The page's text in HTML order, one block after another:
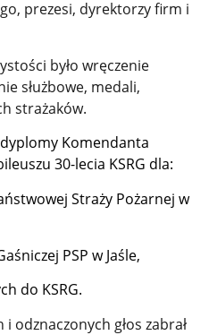
prezesi, dyrektorzy firm i
było wręczenie
służbowe, medali,
strażaków.
dyplomy Komendanta
30-lecia KSRG dla:
Straży Pożarnej w
PSP w Jaśle,
do KSRG.
odznaczonych głos zabrał